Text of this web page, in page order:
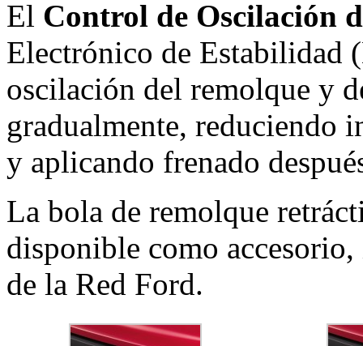
El Control de Oscilación
Electrónico de Estabilidad
oscilación del remolque y
gradualmente, reduciendo
y aplicando frenado
La bola de remolque
disponible como
de la Red Ford.